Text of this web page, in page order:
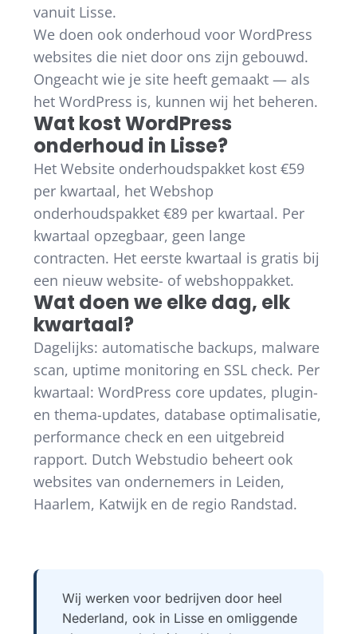
vanuit Lisse.
We doen ook onderhoud voor WordPress
websites die niet door ons zijn gebouwd.
Ongeacht wie je site heeft gemaakt — als
het WordPress is, kunnen wij het beheren.
Wat kost WordPress
onderhoud in Lisse?
Het Website onderhoudspakket kost €59
per kwartaal, het Webshop
onderhoudspakket €89 per kwartaal. Per
kwartaal opzegbaar, geen lange
contracten. Het eerste kwartaal is gratis bij
een nieuw website- of webshoppakket.
Wat doen we elke dag, elk
kwartaal?
Dagelijks: automatische backups, malware
scan, uptime monitoring en SSL check. Per
kwartaal: WordPress core updates, plugin-
en thema-updates, database optimalisatie,
performance check en een uitgebreid
rapport. Dutch Webstudio beheert ook
websites van ondernemers in Leiden,
Haarlem, Katwijk en de regio Randstad.
Wij werken voor bedrijven door heel
Nederland, ook in Lisse en omliggende